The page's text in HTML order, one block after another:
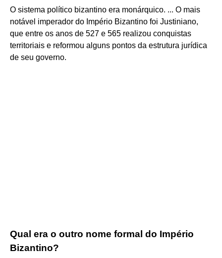
O sistema político bizantino era monárquico. ... O mais
notável imperador do Império Bizantino foi Justiniano,
que entre os anos de 527 e 565 realizou conquistas
territoriais e reformou alguns pontos da estrutura jurídica
de seu governo.
Qual era o outro nome formal do Império
Bizantino?